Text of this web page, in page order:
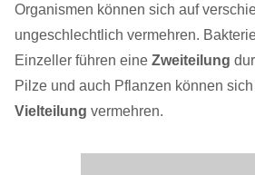
Organismen können sich auf
ungeschlechtlich vermehren.
Einzeller führen eine Zweiteilung
Pilze und auch Pflanzen können
Vielteilung vermehren.